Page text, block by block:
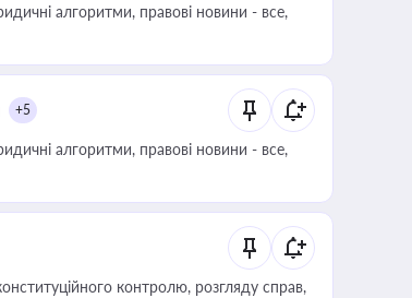
алгоритми, правові новини - все,
+5
алгоритми, правові новини - все,
контролю, розгляду справ,